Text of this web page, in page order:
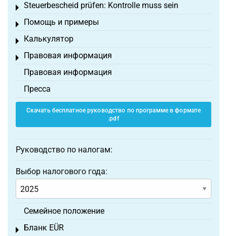
Steuerbescheid prüfen: Kontrolle muss sein
Toggle menu
Помощь и примеры
Toggle menu
Калькулятор
Toggle menu
Правовая информация
Toggle menu
Правовая информация
Пресса
Скачать бесплатное руководство по программе в формате
.pdf
Руководство по налогам:
Выбор налогового года:
Семейное положение
Бланк EÜR
Toggle menu